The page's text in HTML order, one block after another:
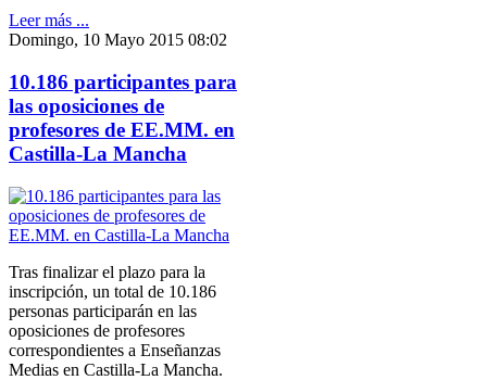
Leer más ...
Domingo, 10 Mayo 2015 08:02
10.186 participantes para
las oposiciones de
profesores de EE.MM. en
Castilla-La Mancha
Tras finalizar el plazo para la
inscripción, un total de 10.186
personas participarán en las
oposiciones de profesores
correspondientes a Enseñanzas
Medias en Castilla-La Mancha.